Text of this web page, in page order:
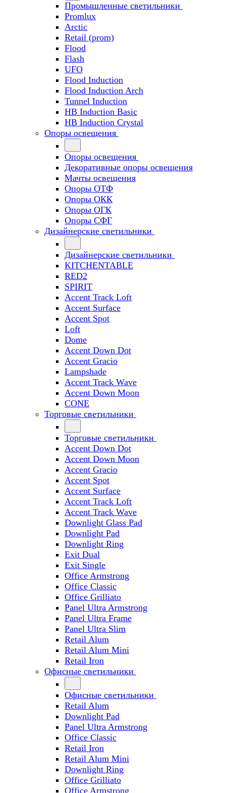
Промышленные светильники
Promlux
Arctic
Retail (prom)
Flood
Flash
UFO
Flood Induction
Flood Induction Arch
Tunnel Induction
HB Induction Basic
HB Induction Crystal
Опоры освещения
Опоры освещения
Декоративные опоры освещения
Мачты освещения
Опоры ОТФ
Опоры ОКК
Опоры ОГК
Опоры СФГ
Дизайнерские светильники
Дизайнерские светильники
KITCHENTABLE
RED2
SPIRIT
Accent Track Loft
Accent Surface
Accent Spot
Loft
Dome
Accent Down Dot
Accent Gracio
Lampshade
Accent Track Wave
Accent Down Moon
CONE
Торговые светильники
Торговые светильники
Accent Down Dot
Accent Down Moon
Accent Gracio
Accent Spot
Accent Surface
Accent Track Loft
Accent Track Wave
Downlight Glass Pad
Downlight Pad
Downlight Ring
Exit Dual
Exit Single
Office Armstrong
Office Classic
Office Grilliato
Panel Ultra Armstrong
Panel Ultra Frame
Panel Ultra Slim
Retail Alum
Retail Alum Mini
Retail Iron
Офисные светильники
Офисные светильники
Retail Alum
Downlight Pad
Panel Ultra Armstrong
Office Classic
Retail Iron
Retail Alum Mini
Downlight Ring
Office Grilliato
Office Armstrong